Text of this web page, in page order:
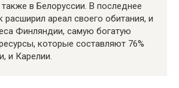
в Белоруссии. В последнее
расширил ареал своего обитания, и
Финляндии, самую богатую
которые составляют 76%
и Карелии.